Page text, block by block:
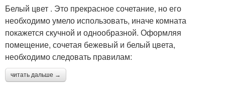
Белый цвет . Это прекрасное сочетание, но его
необходимо умело использовать, иначе комната
покажется скучной и однообразной. Оформляя
помещение, сочетая бежевый и белый цвета,
необходимо следовать правилам:
читать дальше →